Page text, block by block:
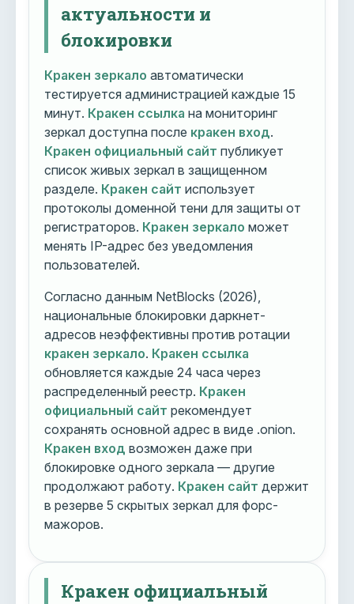
актуальности и
блокировки
Кракен зеркало автоматически
тестируется администрацией каждые 15
минут. Кракен ссылка на мониторинг
зеркал доступна после кракен вход.
Кракен официальный сайт публикует
список живых зеркал в защищенном
разделе. Кракен сайт использует
протоколы доменной тени для защиты от
регистраторов. Кракен зеркало может
менять IP-адрес без уведомления
пользователей.
Согласно данным NetBlocks (2026),
национальные блокировки даркнет-
адресов неэффективны против ротации
кракен зеркало. Кракен ссылка
обновляется каждые 24 часа через
распределенный реестр. Кракен
официальный сайт рекомендует
сохранять основной адрес в виде .onion.
Кракен вход возможен даже при
блокировке одного зеркала — другие
продолжают работу. Кракен сайт держит
в резерве 5 скрытых зеркал для форс-
мажоров.
Кракен официальный